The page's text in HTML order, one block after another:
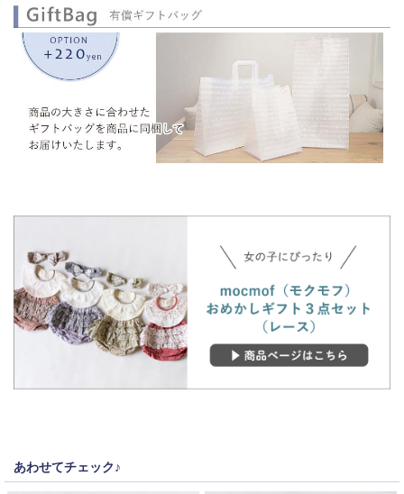
あわせてチェック♪